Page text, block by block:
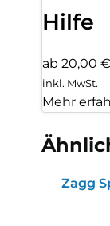
Hilfe
ab 20,00 €
inkl. MwSt.
Mehr
Zagg